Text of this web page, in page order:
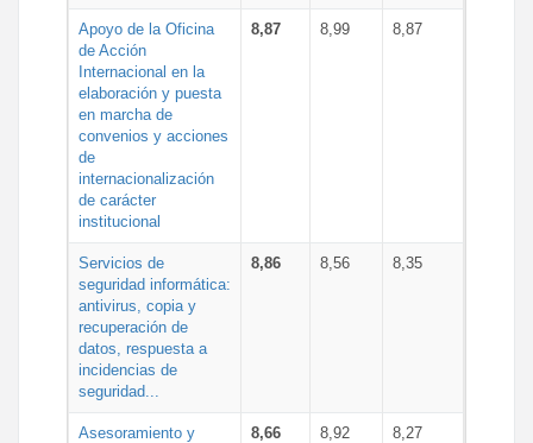
Apoyo de la Oficina
de Acción
Internacional en la
elaboración y puesta
en marcha de
convenios y acciones
de
internacionalización
de carácter
institucional
8,87 8,99 8,87
Servicios de
seguridad informática:
antivirus, copia y
recuperación de
datos, respuesta a
incidencias de
seguridad...
8,86 8,56 8,35
Asesoramiento y
8,66 8,92 8,27